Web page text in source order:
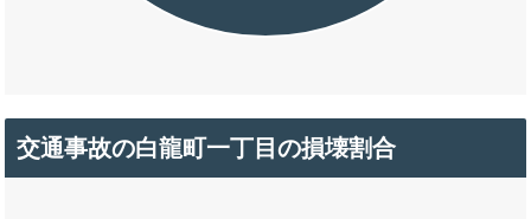
交通事故の白龍町一丁目の損壊割合